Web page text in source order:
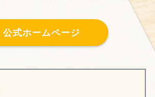
公式ホームページ